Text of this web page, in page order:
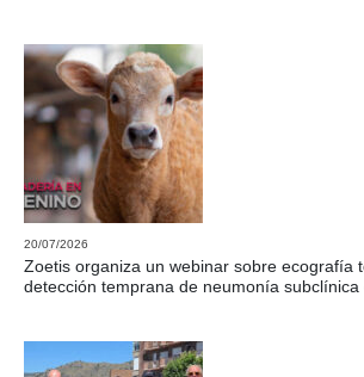
20/07/2026
Zoetis organiza un webinar sobre ecografía
detección temprana de neumonía